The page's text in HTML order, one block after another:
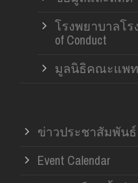
โรงพยาบาลโ
of Conduct
มูลนิธิคณะแพ
ข่าวประชาสัมพันธ์
Event Calendar